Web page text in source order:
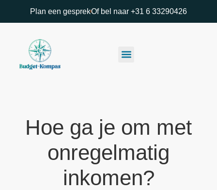
Plan een gesprekOf bel naar +31 6 33290426
Hoe ga je om met
onregelmatig
inkomen?